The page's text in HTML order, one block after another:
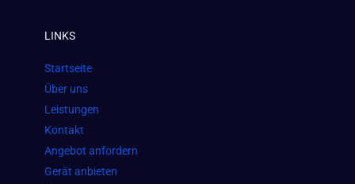
b
o
o
k
m
LINKS
Startseite
Über uns
Leistungen
Kontakt
Angebot anfordern
Gerät anbieten